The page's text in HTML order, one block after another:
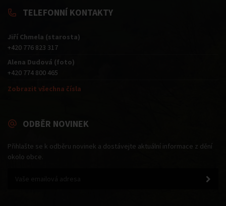
TELEFONNÍ KONTAKTY
Jiří Chmela (starosta)
+420 776 823 317
Alena Dudová (foto)
+420 774 800 465
Zobrazit všechna čísla
ODBĚR NOVINEK
Přihlašte se k odběru novinek a dostávejte aktuální informace z dění
okolo obce.